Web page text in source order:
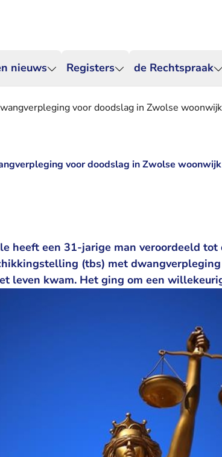
nieuws Registers de Rechtspraak
voor doodslag in Zwolse woonwijk
voor doodslag in Zwolse woonwijk
heeft een 31-jarige man veroordeeld tot
(tbs) met
leven kwam. Het ging om een